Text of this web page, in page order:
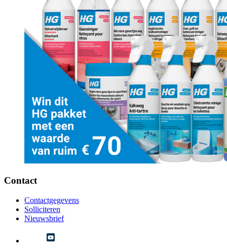
Contact
Contactgegevens
Solliciteren
Nieuwsbrief